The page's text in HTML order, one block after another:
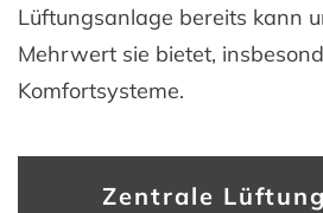
Lüftungsanlage bereits kann
Mehrwert sie bietet,
Komfortsysteme.
Zentrale